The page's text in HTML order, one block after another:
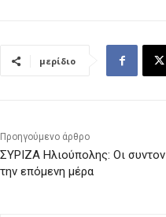
μερίδιο
Προηγούμενο άρθρο
ΣΥΡΙΖΑ Ηλιούπολης: Οι
την επόμενη μέρα